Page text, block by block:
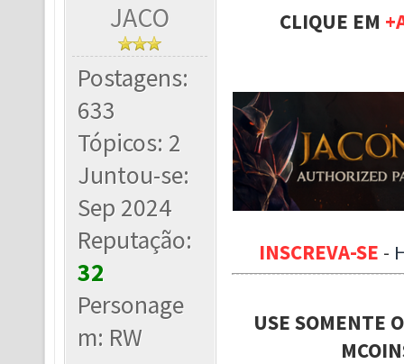
JACO
Postagens:
633
Tópicos: 2
Juntou-se:
Sep 2024
Reputação:
32
Personage
m: RW
CLIQUE EM
INSCREVA-SE -
USE SOMENTE